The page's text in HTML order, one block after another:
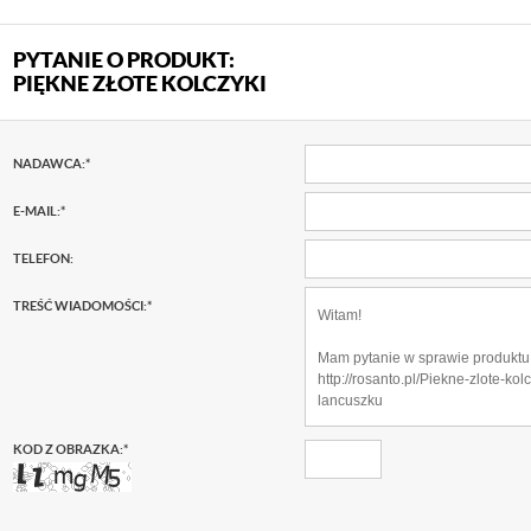
PYTANIE O PRODUKT:
PIĘKNE ZŁOTE KOLCZYKI
NADAWCA:*
E-MAIL:*
TELEFON:
TREŚĆ WIADOMOŚCI:*
KOD Z OBRAZKA:*